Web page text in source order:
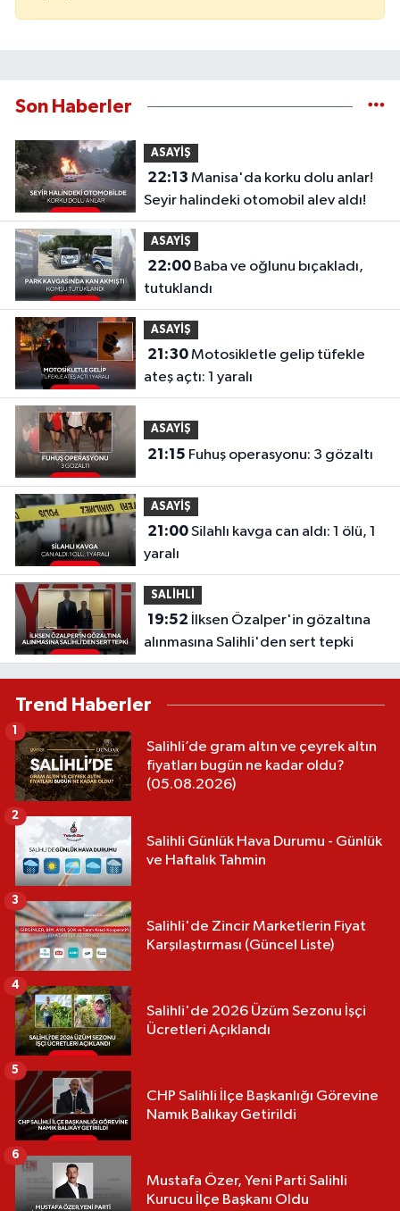
Son Haberler
ASAYİŞ
22:13
Seyir halindeki otomobil alev aldı!
ASAYİŞ
22:00Baba ve oğlunu bıçakladı,
tutuklandı
ASAYİŞ
21:30Motosikletle gelip tüfekle
ateş açtı: 1 yaralı
ASAYİŞ
21:15 Fuhuş operasyonu: 3 gözaltı
ASAYİŞ
21:00Silahlı kavga can aldı: 1 ölü, 1
yaralı
SALİHLİ
19:52
alınmasına Salihli'den sert tepki
Trend Haberler
Salihli’de gram altın ve çeyrek altın
fiyatları bugün ne kadar oldu?
(05.08.2026)
1
Salihli Günlük Hava Durumu - Günlük
ve Haftalık Tahmin
2
Salihli'de Zincir Marketlerin Fiyat
Karşılaştırması (Güncel Liste)
3
Salihli'de 2026 Üzüm Sezonu İşçi
Ücretleri Açıklandı
4
CHP Salihli İlçe Başkanlığı Görevine
Namık Balıkay Getirildi
5
Mustafa Özer, Yeni Parti Salihli
Kurucu İlçe Başkanı Oldu
6